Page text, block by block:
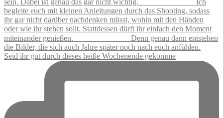
Seid ihr gut durch dieses heiße Wochenende gekomme